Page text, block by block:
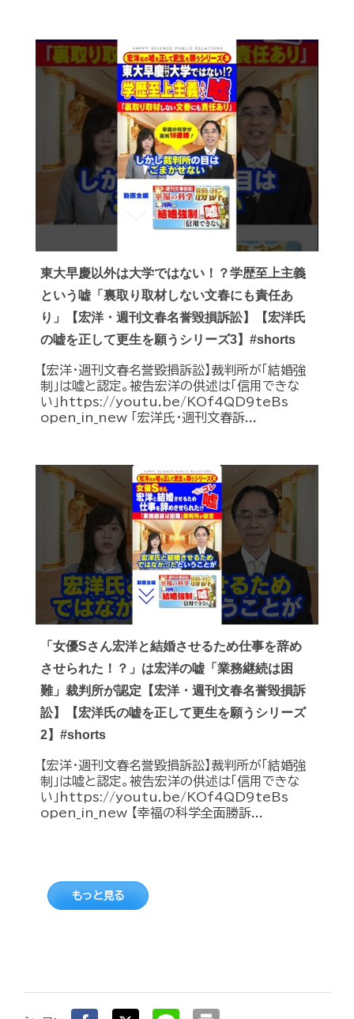
東大早慶以外は大学ではない！？学歴至上主義
という嘘「裏取り取材しない文春にも責任あ
り」【宏洋・週刊文春名誉毀損訴訟】【宏洋氏
の嘘を正して更生を願うシリーズ3】#shorts
【宏洋・週刊文春名誉毀損訴訟】裁判所が「結婚強
制」は嘘と認定。被告宏洋の供述は「信用できな
い」https://youtu.be/KOf4QD9teBs
open_in_new 「宏洋氏・週刊文春訴...
「女優Sさん宏洋と結婚させるため仕事を辞め
させられた！？」は宏洋の嘘「業務継続は困
難」裁判所が認定【宏洋・週刊文春名誉毀損訴
訟】【宏洋氏の嘘を正して更生を願うシリーズ
2】#shorts
【宏洋・週刊文春名誉毀損訴訟】裁判所が「結婚強
制」は嘘と認定。被告宏洋の供述は「信用できな
い」https://youtu.be/KOf4QD9teBs
open_in_new 【幸福の科学全面勝訴...
もっと見る